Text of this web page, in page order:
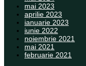
mai 2023
aprilie 2023
ianuarie 2023
iunie 2022
noiembrie 2021
mai 2021
februarie 2021